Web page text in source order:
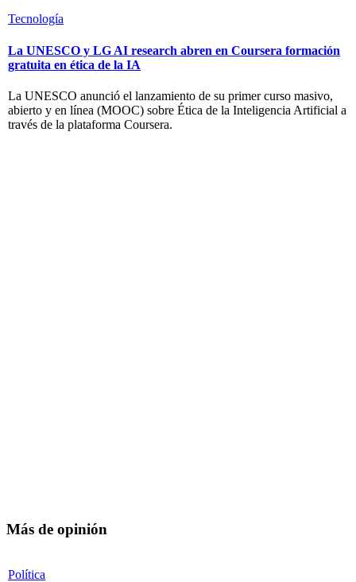
Tecnología
La UNESCO y LG AI research abren en Coursera formación
gratuita en ética de la IA
La UNESCO anunció el lanzamiento de su primer curso masivo,
abierto y en línea (MOOC) sobre Ética de la Inteligencia Artificial a
través de la plataforma Coursera.
Más de opinión
Política